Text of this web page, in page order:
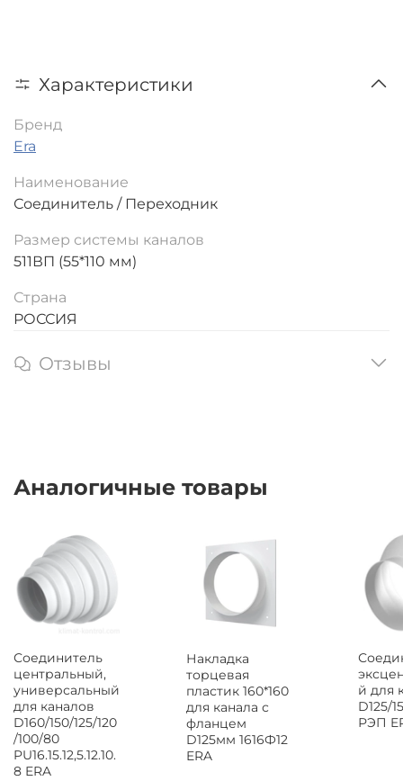
Характеристики
Бренд
Era
Наименование
Соединитель / Переходник
Размер системы каналов
511ВП (55*110 мм)
Страна
РОССИЯ
Отзывы
Аналогичные товары
Соединитель
центральный,
универсальный
для каналов
D160/150/125/120
/100/80
PU16.15.12,5.12.10.
8 ERA
Накладка
торцевая
пластик 160*160
для канала с
фланцем
D125мм 1616Ф12
ERA
й для
D125/
РЭП